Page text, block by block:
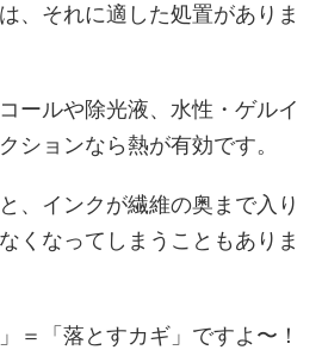
、それに適した処置がありま
ールや除光液、水性・ゲルイ
ションなら熱が有効です。
、インクが繊維の奥まで入り
くなってしまうこともありま
＝「落とすカギ」ですよ〜！